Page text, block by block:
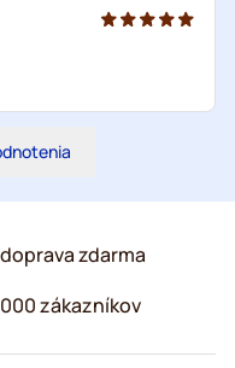
zdarma
zákazníkov